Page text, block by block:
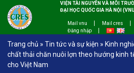
VIỆN TÀI NGUYÊN VÀ MÔI
ĐẠI HỌC QUỐC GIA HÀ NỘI
Mail vnu Mail cres
Đăng nhập
Trang chủ » Tin tức và sự kiện » Kinh
chất thải chăn nuôi lợn theo hướng kinh
cho Việt Nam